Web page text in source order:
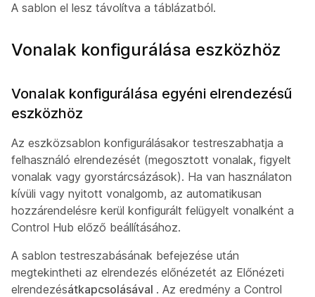
A sablon el lesz távolítva a táblázatból.
Vonalak konfigurálása eszközhöz
Vonalak konfigurálása egyéni elrendezésű
eszközhöz
Az eszközsablon konfigurálásakor testreszabhatja a
felhasználó elrendezését (megosztott vonalak, figyelt
vonalak vagy gyorstárcsázások). Ha van használaton
kívüli vagy nyitott vonalgomb, az automatikusan
hozzárendelésre kerül konfigurált felügyelt vonalként a
Control Hub előző beállításához.
A sablon testreszabásának befejezése után
megtekintheti az elrendezés előnézetét az Előnézeti
elrendezésátkapcsolásával . Az eredmény a Control